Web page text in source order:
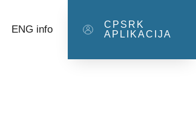
ENG info
CPSRK
APLIKACIJA